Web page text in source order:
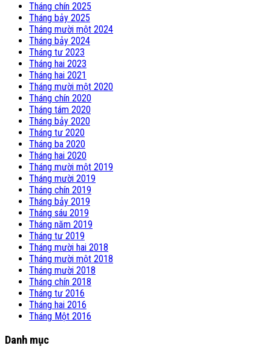
Tháng chín 2025
Tháng bảy 2025
Tháng mười một 2024
Tháng bảy 2024
Tháng tư 2023
Tháng hai 2023
Tháng hai 2021
Tháng mười một 2020
Tháng chín 2020
Tháng tám 2020
Tháng bảy 2020
Tháng tư 2020
Tháng ba 2020
Tháng hai 2020
Tháng mười một 2019
Tháng mười 2019
Tháng chín 2019
Tháng bảy 2019
Tháng sáu 2019
Tháng năm 2019
Tháng tư 2019
Tháng mười hai 2018
Tháng mười một 2018
Tháng mười 2018
Tháng chín 2018
Tháng tư 2016
Tháng hai 2016
Tháng Một 2016
Danh mục